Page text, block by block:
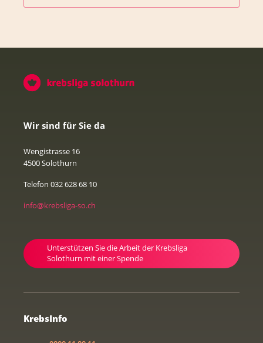
Wir sind für Sie da
Wengistrasse 16
4500 Solothurn
Telefon 032 628 68 10
info@krebsliga-so.ch
Unterstützen Sie die Arbeit der Krebsliga
Solothurn mit einer Spende
KrebsInfo